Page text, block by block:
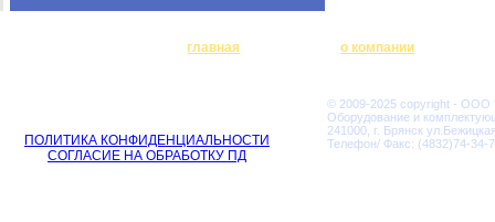
главная о компании
ПОЛИТИКА КОНФИДЕНЦИАЛЬНОСТИ
СОГЛАСИЕ НА ОБРАБОТКУ ПД
© 2009-2025 copyright - ООО
Оборудование и
241000, г. Брянск
Телефон/ Факс: (4832)74-34-